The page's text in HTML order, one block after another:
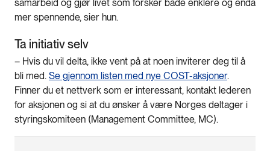
samarbeid og gjør livet som forsker både enklere og enda
mer spennende, sier hun.
Ta initiativ selv
– Hvis du vil delta, ikke vent på at noen inviterer deg til å
bli med. Se gjennom listen med nye COST-aksjoner.
Finner du et nettverk som er interessant, kontakt lederen
for aksjonen og si at du ønsker å være Norges deltager i
styringskomiteen (Management Committee, MC).